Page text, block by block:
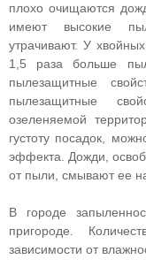
плохо очищаются
имеют высокие
утрачивают. У
1,5 раза больше
пылезащитные
пылезащитные
озеленяемой
густоту посадок,
эффекта. Дожди,
от пыли, смывают ее
В городе
пригороде.
зависимости от